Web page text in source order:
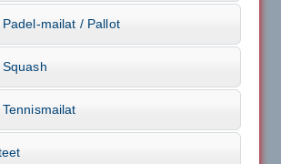
mailat / Pallot